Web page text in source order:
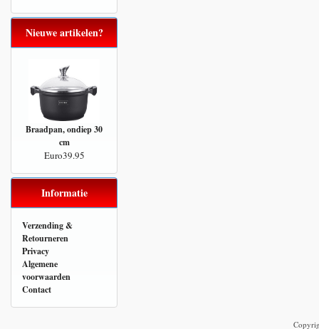
Nieuwe artikelen?
Braadpan, ondiep 30
cm
Euro39.95
Informatie
Verzending &
Retourneren
Privacy
Algemene
voorwaarden
Contact